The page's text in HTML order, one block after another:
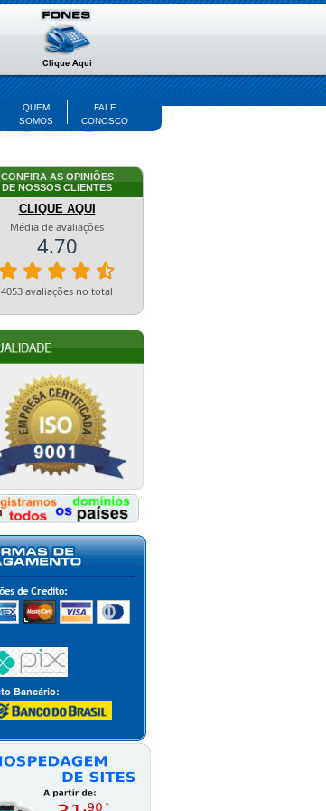
QUEM
SOMOS
FALE
CONOSCO
CONFIRA AS OPINIÕES
DE NOSSOS CLIENTES
CLIQUE AQUI